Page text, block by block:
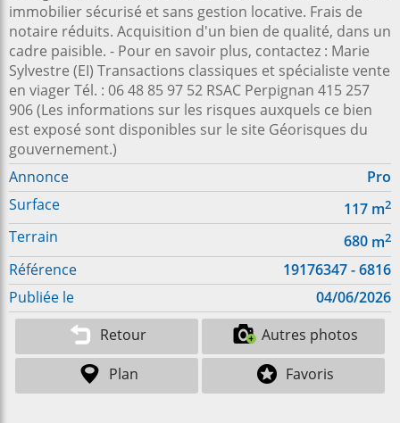
immobilier sécurisé et sans gestion locative. Frais de
notaire réduits. Acquisition d'un bien de qualité, dans un
cadre paisible. - Pour en savoir plus, contactez : Marie
Sylvestre (EI) Transactions classiques et spécialiste vente
en viager Tél. : 06 48 85 97 52 RSAC Perpignan 415 257
906 (Les informations sur les risques auxquels ce bien
est exposé sont disponibles sur le site Géorisques du
gouvernement.)
Annonce
Pro
Surface
117 m2
Terrain 680 m2
Référence
19176347 - 6816
Publiée le
04/06/2026
Retour
Autres photos
Plan
Favoris